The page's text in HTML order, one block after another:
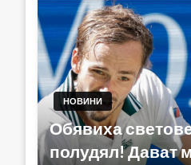
НОВИНИ
Обявиха
полудял! Дават